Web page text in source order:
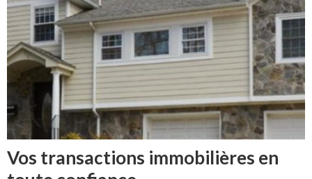
Vos transactions immobilières en